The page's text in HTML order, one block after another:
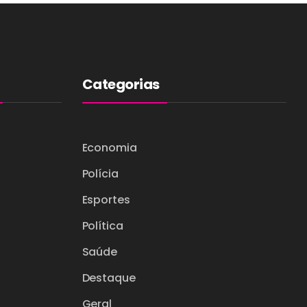
Categorias
Economia
Polícia
Esportes
Política
Saúde
Destaque